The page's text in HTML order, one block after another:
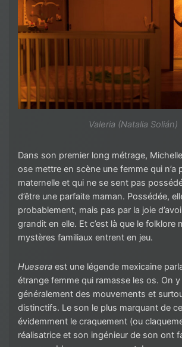
Valeria (Natalia Solián)
Dans son premier long métrage,
ose mettre en scène une femme qui n’a
maternelle et qui ne se sent pas
d’être une parfaite maman. Possédée,
probablement, mais pas par la joie
grandit en elle. Et c’est là que le folklore
mystères familiaux entrent en jeu.
Huesera est une légende mexicaine
étrange femme qui ramasse les os. On
généralement des mouvements et
distinctifs. Le son le plus marquant de
évidemment le craquement (ou
réalisatrice et son ingénieur de son ont